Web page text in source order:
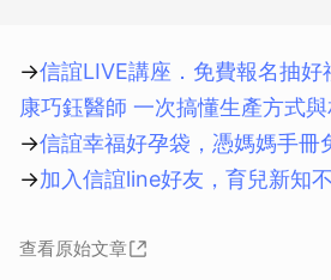
→信誼LIVE講座．免費報名抽
康巧鈺醫師 一次搞懂生產方式
→信誼幸福好孕袋，憑媽媽手冊
→加入信誼line好友，育兒新知
查看原始文章